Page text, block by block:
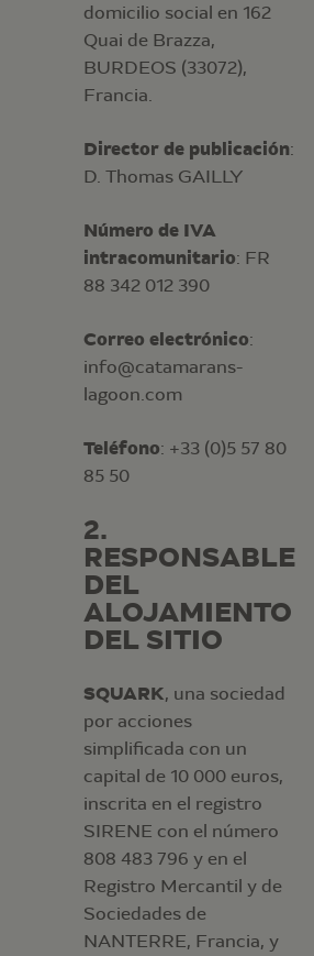
domicilio social en 162
Quai de Brazza,
BURDEOS (33072),
Francia.
Director de publicación:
D. Thomas GAILLY
Número de IVA
intracomunitario: FR
88 342 012 390
Correo electrónico:
info@catamarans-
lagoon.com
Teléfono: +33 (0)5 57 80
85 50
2.
RESPONSABLE
DEL
ALOJAMIENTO
DEL SITIO
SQUARK, una sociedad
por acciones
simplificada con un
capital de 10 000 euros,
inscrita en el registro
SIRENE con el número
808 483 796 y en el
Registro Mercantil y de
Sociedades de
NANTERRE, Francia, y